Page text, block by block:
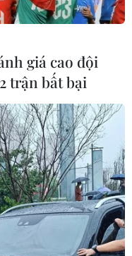
gia
giá cao đội
trận bất bại